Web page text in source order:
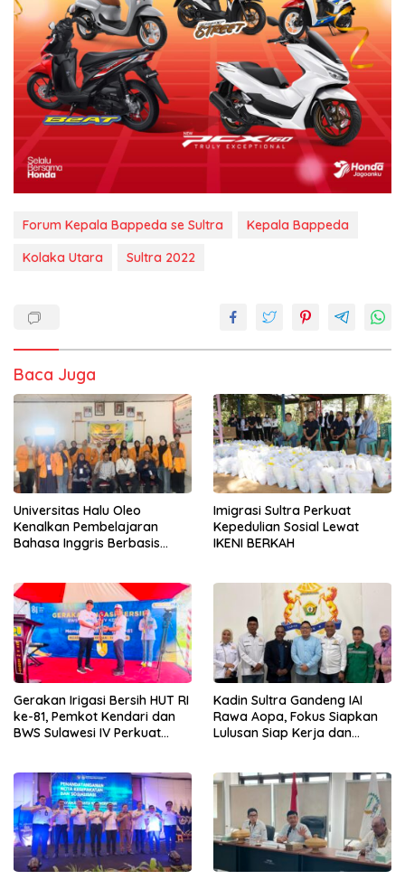
Forum Kepala Bappeda se Sultra
Kepala Bappeda
Kolaka Utara
Sultra 2022
Baca Juga
Universitas Halu Oleo
Kenalkan Pembelajaran
Bahasa Inggris Berbasis
Imigrasi Sultra Perkuat
Kepedulian Sosial Lewat
IKENI BERKAH
Gerakan Irigasi Bersih HUT RI
ke-81, Pemkot Kendari dan
BWS Sulawesi IV Perkuat
Kadin Sultra Gandeng IAI
Rawa Aopa, Fokus Siapkan
Lulusan Siap Kerja dan